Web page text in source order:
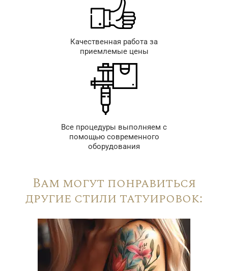
Качественная работа за
приемлемые цены
Все процедуры выполняем с
помощью современного
оборудования
Вам могут понравиться
другие стили татуировок: